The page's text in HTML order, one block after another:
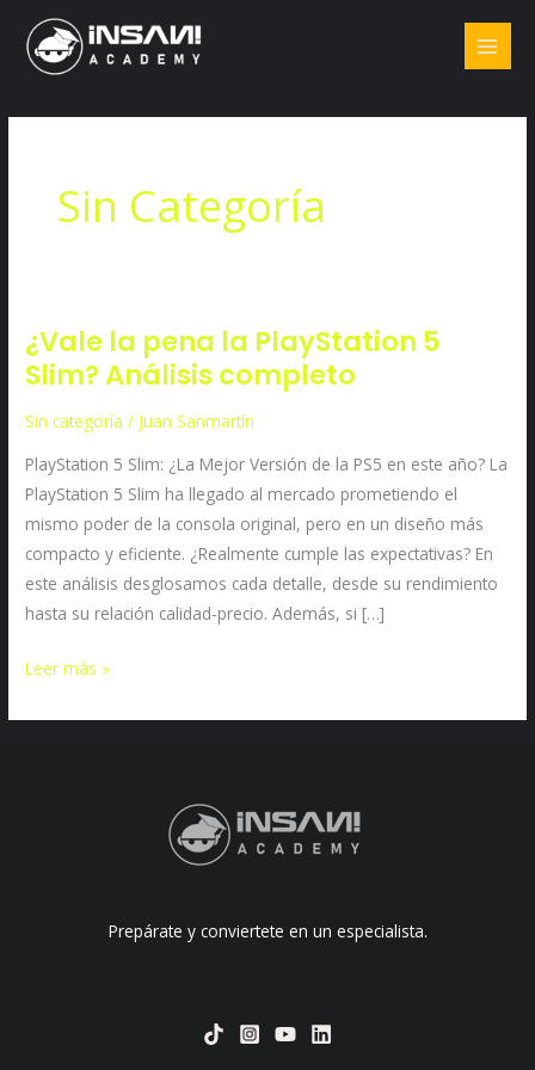
contenido
Sin Categoría
¿Vale la pena la PlayStation 5
Slim? Análisis completo
Sin categoría / Juan Sanmartín
PlayStation 5 Slim: ¿La Mejor Versión de la PS5 en este año? La
PlayStation 5 Slim ha llegado al mercado prometiendo el
mismo poder de la consola original, pero en un diseño más
compacto y eficiente. ¿Realmente cumple las expectativas? En
este análisis desglosamos cada detalle, desde su rendimiento
hasta su relación calidad-precio. Además, si […]
¿Vale
la
la
PlayStation
5
Slim?
Análisis
completo
Leer más »
Prepárate y conviertete en un especialista.